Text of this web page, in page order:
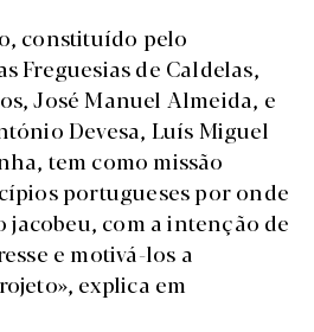
constituído pelo
Freguesias de Caldelas,
José Manuel Almeida, e
Devesa, Luís Miguel
tem como missão
portugueses por onde
jacobeu, com a intenção de
e motivá-los a
explica em